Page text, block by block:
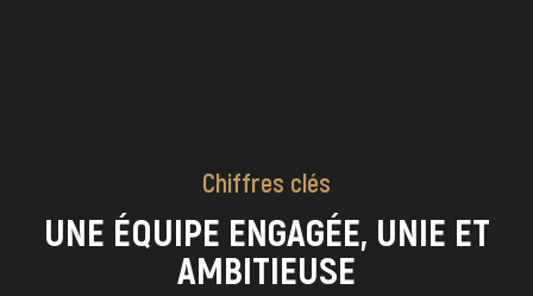
Chiffres clés
UNE ÉQUIPE ENGAGÉE, UNIE ET
AMBITIEUSE